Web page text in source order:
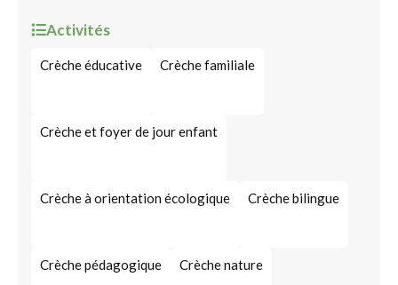
Activités
Crèche éducative Crèche familiale
Crèche et foyer de jour enfant
Crèche à orientation écologique Crèche bilingue
Crèche pédagogique Crèche nature